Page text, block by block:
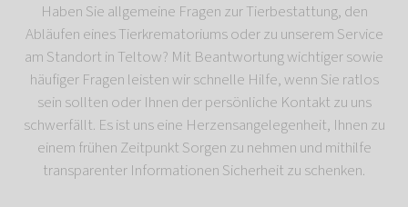
Haben Sie allgemeine Fragen zur Tierbestattung, den
Abläufen eines Tierkrematoriums oder zu unserem Service
am Standort in Teltow? Mit Beantwortung wichtiger sowie
häufiger Fragen leisten wir schnelle Hilfe, wenn Sie ratlos
sein sollten oder Ihnen der persönliche Kontakt zu uns
schwerfällt. Es ist uns eine Herzensangelegenheit, Ihnen zu
einem frühen Zeitpunkt Sorgen zu nehmen und mithilfe
transparenter Informationen Sicherheit zu schenken.